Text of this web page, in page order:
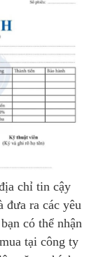
chỉ tin cậy
đưa ra các yêu
có thể nhận
tại công ty